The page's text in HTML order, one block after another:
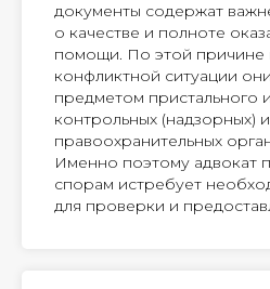
документы содержат
о качестве и полноте
помощи. По этой причине
конфликтной ситуации
предметом пристального
контрольных (надзорных) и
правоохранительных
Именно поэтому адвокат
спорам истребует
для проверки и